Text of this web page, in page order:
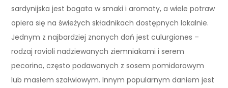
sardynijska jest bogata w smaki i aromaty, a wiele potraw
opiera się na świeżych składnikach dostępnych lokalnie.
Jednym z najbardziej znanych dań jest culurgiones –
rodzaj ravioli nadziewanych ziemniakami i serem
pecorino, często podawanych z sosem pomidorowym
lub masłem szałwiowym. Innym popularnym daniem jest